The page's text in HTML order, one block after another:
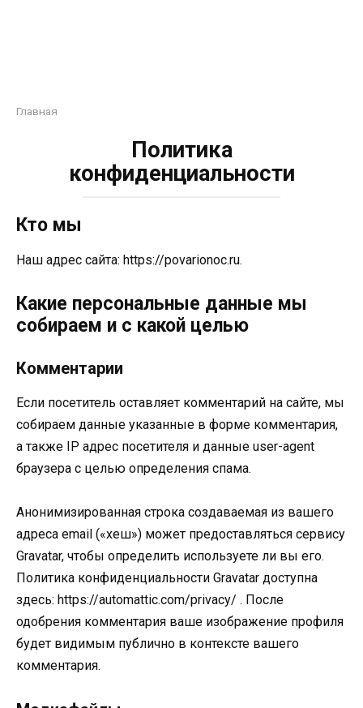
Главная
Политика
конфиденциальности
Кто мы
Наш адрес сайта: https://povarionoc.ru.
Какие персональные данные мы
собираем и с какой целью
Комментарии
Если посетитель оставляет комментарий на сайте, мы
собираем данные указанные в форме комментария,
а также IP адрес посетителя и данные user-agent
браузера с целью определения спама.
Анонимизированная строка создаваемая из вашего
адреса email («хеш») может предоставляться сервису
Gravatar, чтобы определить используете ли вы его.
Политика конфиденциальности Gravatar доступна
здесь: https://automattic.com/privacy/ . После
одобрения комментария ваше изображение профиля
будет видимым публично в контексте вашего
комментария.